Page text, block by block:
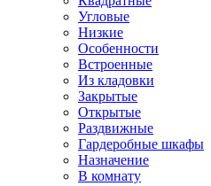
Угловые
Низкие
Особенности
Встроенные
Из кладовки
Закрытые
Открытые
Раздвижные
Гардеробные шкафы
Назначение
В комнату